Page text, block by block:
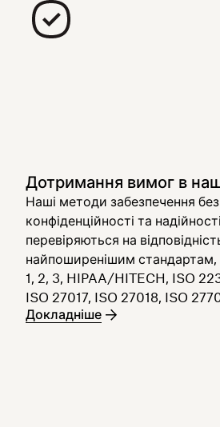
Дотримання вимог в
Наші методи забезпечення
конфіденційності та
перевіряються на
найпоширенішим
1, 2, 3, HIPAA/HITECH, ISO
ISO 27017, ISO 27018, ISO
Докладніше